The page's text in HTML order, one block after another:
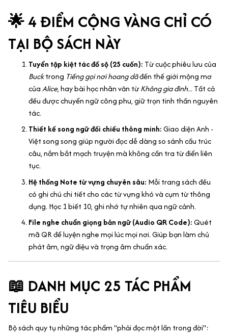
🌟 4 ĐIỂM CỘNG VÀNG CHỈ CÓ
TẠI BỘ SÁCH NÀY
Tuyển tập kiệt tác đồ sộ (25 cuốn): Từ cuộc phiêu lưu của
Bucktrong Tiếng gọi nơi hoang dãđến thế giới mộng mơ
củaAlice, hay bài học nhân văn từKhông gia đình... Tất cả
đều được chuyển ngữ công phu, giữ trọn tinh thần nguyên
tác.
Thiết kế song ngữ đối chiếu thông minh:Giao diện Anh -
Việt song song giúp người đọc dễ dàng so sánh cấu trúc
câu, nắm bắt mạch truyện mà không cần tra từ điển liên
tục.
Hệ thống Note từ vựng chuyên sâu: Mỗi trang sách đều
có ghi chú chi tiết cho các từ vựng khó và cụm từ thông
dụng. Học 1 biết 10, ghi nhớ tự nhiên qua ngữ cảnh.
File nghe chuẩn giọng bản ngữ (Audio QR Code):Quét
mã QR để luyện nghe mọi lúc mọi nơi. Giúp bạn làm chủ
phát âm, ngữ điệu và trọng âm chuẩn xác.
📖 DANH MỤC 25 TÁC PHẨM
TIÊU BIỂU
Bộ sách quy tụ những tác phẩm "phải đọc một lần trong đời":